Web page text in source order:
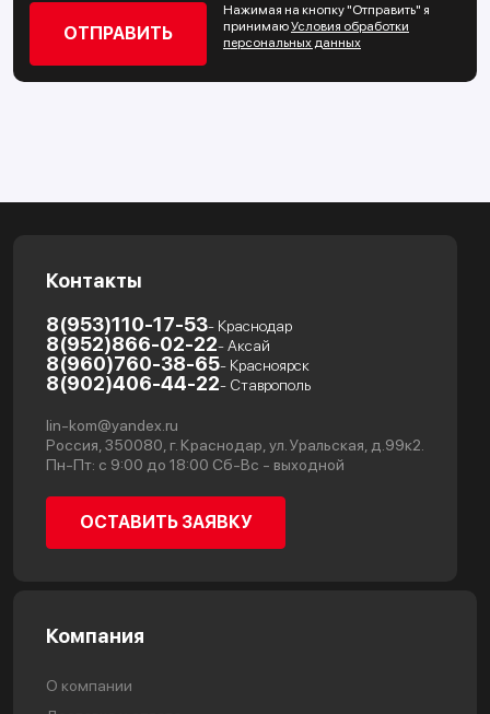
Нажимая на кнопку "Отправить" я
принимаюУсловия обработки
персональных данных
Контакты
8(953)110-17-53- Краснодар
8(952)866-02-22- Аксай
8(960)760-38-65- Красноярск
8(902)406-44-22- Ставрополь
lin-kom@yandex.ru
Россия, 350080, г. Краснодар, ул. Уральская, д.99к2.
Пн-Пт: с 9:00 до 18:00 Сб-Вс - выходной
ОСТАВИТЬ ЗАЯВКУ
Компания
О компании